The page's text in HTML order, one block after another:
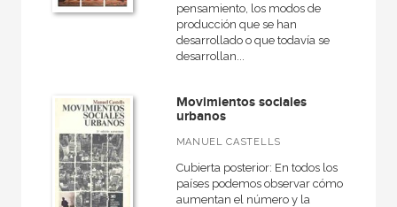
pensamiento, los modos de
producción que se han
desarrollado o que todavía se
desarrollan...
Movimientos sociales
urbanos
MANUEL CASTELLS
Cubierta posterior: En todos los
países podemos observar cómo
aumentan el número y la